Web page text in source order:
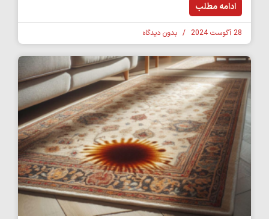
ادامه مطلب
28 آگوست 2024 بدون دیدگاه